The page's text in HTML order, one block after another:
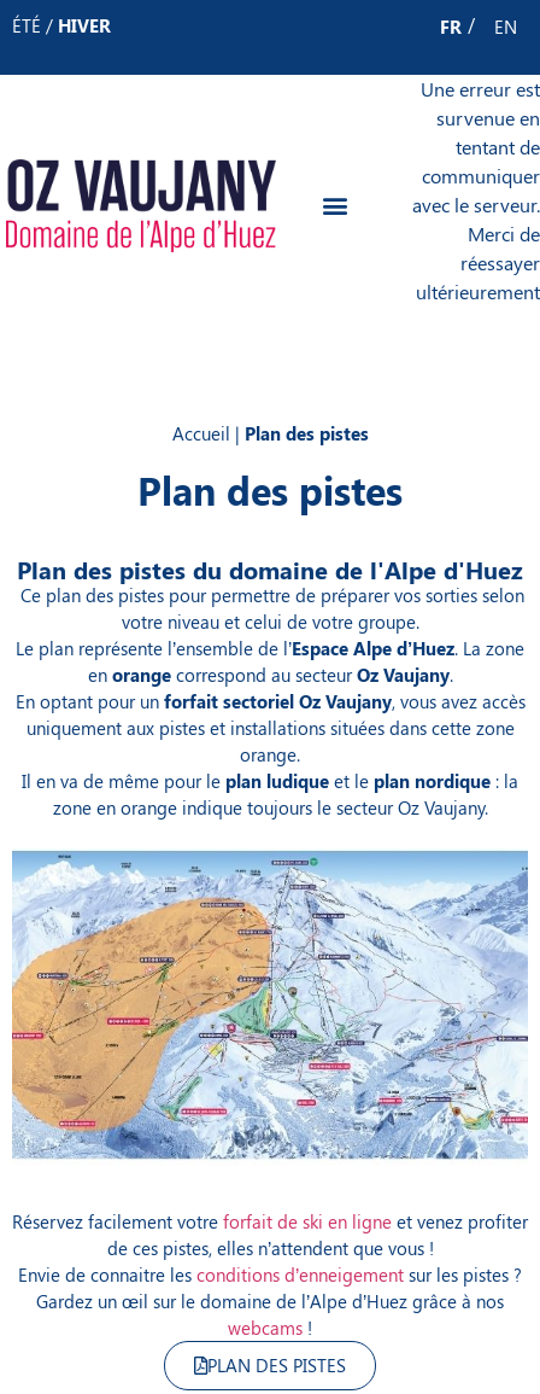
ÉTÉ / HIVER FR EN
Une erreur est
survenue en
tentant de
communiquer
avec le serveur.
Merci de
réessayer
ultérieurement
Accueil | Plan des pistes
Plan des pistes
Plan des pistes du domaine de l'Alpe d'Huez
Ce plan des pistes pour permettre de préparer vos sorties selon
votre niveau et celui de votre groupe.
Le plan représente l’ensemble de l’Espace Alpe d’Huez. La zone
en orangecorrespond au secteurOz Vaujany.
En optant pour un forfait sectoriel Oz Vaujany, vous avez accès
uniquement aux pistes et installations situées dans cette zone
orange.
Il en va de même pour le plan ludique et le plan nordique : la
zone en orange indique toujours le secteur Oz Vaujany.
Réservez facilement votre forfait de ski en ligne et venez profiter
de ces pistes, elles n’attendent que vous !
Envie de connaitre les conditions d’enneigement sur les pistes ?
Gardez un œil sur le domaine de l’Alpe d’Huez grâce à nos
webcams !
PLAN DES PISTES
Panneau de gestion des cookies